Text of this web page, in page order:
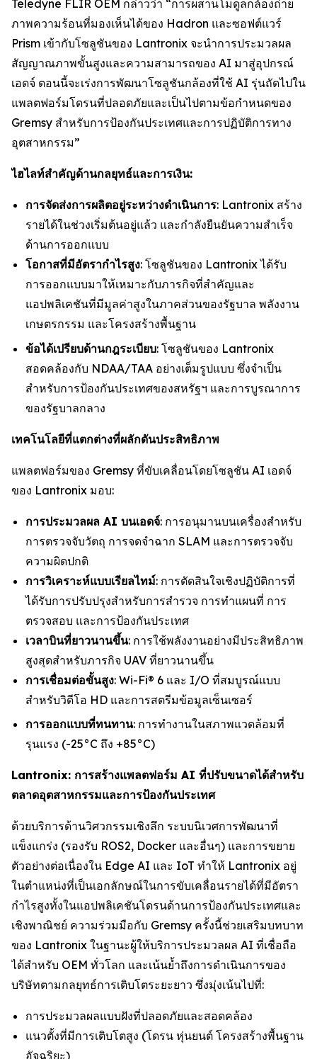
Teledyne FLIR OEM กล่าวว่า “การผสานโมดูลกล้องถ่าย
ภาพความร้อนที่มองเห็นได้ของ Hadron และซอฟต์แวร์
Prism เข้ากับโซลูชันของ Lantronix จะนำการประมวลผล
สัญญาณภาพขั้นสูงและความสามารถของ AI มาสู่อุปกรณ์
เอดจ์ ตอนนี้จะเร่งการพัฒนาโซลูชันกล้องที่ใช้ AI รุ่นถัดไปใน
แพลตฟอร์มโดรนที่ปลอดภัยและเป็นไปตามข้อกำหนดของ
Gremsy สำหรับการป้องกันประเทศและการปฏิบัติการทาง
อุตสาหกรรม”
ไฮไลท์สำคัญด้านกลยุทธ์และการเงิน:
การจัดส่งการผลิตอยู่ระหว่างดำเนินการ: Lantronix สร้าง
รายได้ในช่วงเริ่มต้นอยู่แล้ว และกำลังยืนยันความสำเร็จ
ด้านการออกแบบ
โอกาสที่มีอัตรากำไรสูง: โซลูชันของ Lantronix ได้รับ
การออกแบบมาให้เหมาะกับภารกิจที่สำคัญและ
แอปพลิเคชันที่มีมูลค่าสูงในภาคส่วนของรัฐบาล พลังงาน
เกษตรกรรม และโครงสร้างพื้นฐาน
ข้อได้เปรียบด้านกฎระเบียบ: โซลูชันของ Lantronix
สอดคล้องกับ NDAA/TAA อย่างเต็มรูปแบบ ซึ่งจำเป็น
สำหรับการป้องกันประเทศของสหรัฐฯ และการบูรณาการ
ของรัฐบาลกลาง
เทคโนโลยีที่แตกต่างที่ผลักดันประสิทธิภาพ
แพลตฟอร์มของ Gremsy ที่ขับเคลื่อนโดยโซลูชัน AI เอดจ์
ของ Lantronix มอบ:
การประมวลผล AI บนเอดจ์: การอนุมานบนเครื่องสำหรับ
การตรวจจับวัตถุ การจดจำฉาก SLAM และการตรวจจับ
ความผิดปกติ
การวิเคราะห์แบบเรียลไทม์: การตัดสินใจเชิงปฏิบัติการที่
ได้รับการปรับปรุงสำหรับการสำรวจ การทำแผนที่ การ
ตรวจสอบ และการป้องกันประเทศ
เวลาบินที่ยาวนานขึ้น: การใช้พลังงานอย่างมีประสิทธิภาพ
สูงสุดสำหรับภารกิจ UAV ที่ยาวนานขึ้น
การเชื่อมต่อขั้นสูง: Wi-Fi® 6 และ I/O ที่สมบูรณ์แบบ
สำหรับวิดีโอ HD และการสตรีมข้อมูลเซ็นเซอร์
การออกแบบที่ทนทาน: การทำงานในสภาพแวดล้อมที่
รุนแรง (-25°C ถึง +85°C)
Lantronix: การสร้างแพลตฟอร์ม AI ที่ปรับขนาดได้สำหรับ
ตลาดอุตสาหกรรมและการป้องกันประเทศ
ด้วยบริการด้านวิศวกรรมเชิงลึก ระบบนิเวศการพัฒนาที่
แข็งแกร่ง (รองรับ ROS2, Docker และอื่นๆ) และการขยาย
ตัวอย่างต่อเนื่องใน Edge AI และ IoT ทำให้ Lantronix อยู่
ในตำแหน่งที่เป็นเอกลักษณ์ในการขับเคลื่อนรายได้ที่มีอัตรา
กำไรสูงทั้งในแอปพลิเคชันโดรนด้านการป้องกันประเทศและ
เชิงพาณิชย์ ความร่วมมือกับ Gremsy ครั้งนี้ช่วยเสริมบทบาท
ของ Lantronix ในฐานะผู้ให้บริการประมวลผล AI ที่เชื่อถือ
ได้สำหรับ OEM ทั่วโลก และเน้นย้ำถึงการดำเนินการของ
บริษัทตามกลยุทธ์การเติบโตระยะยาว ซึ่งมุ่งเน้นไปที่:
การประมวลผลแบบฝังที่ปลอดภัยและสอดคล้อง
แนวตั้งที่มีการเติบโตสูง (โดรน หุ่นยนต์ โครงสร้างพื้นฐาน
อัจฉริยะ)